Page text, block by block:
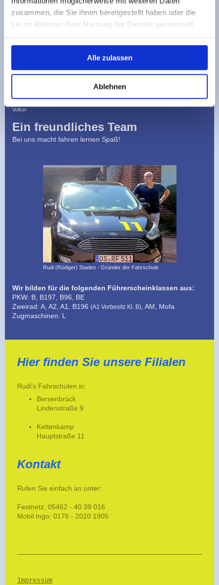
zusammen, die Sie ihnen bereitgestellt haben oder die
sie im Rahmen Ihrer Nutzung der Dienste gesammelt
Alle zulassen
Ablehnen
Volker
Ein freundliches Team
Bei uns macht fahren lernen Spaß!
Rudi (Rüdiger) Staden - Gründer der Fahrschule
Wir bilden für die folgenden Führerscheinklassen aus:
PKW: B, B197, B96, BE
Zweirad: A, A2, A1, B196 (A1 Vorbesitz Kl. B) , AM, Mofa
Zugmaschinen: L
Hier finden Sie unsere Filialen
Rudi's Fahrschulen in:
Bersenbrück
Lindenstraße 9
Kettenkamp
Hauptstraße 11
Kontakt
Rufen Sie einfach an unter:
Festnetz: 05462 - 40 39 016
Mobil Ingo: 0176 - 2020 1905
Impressum